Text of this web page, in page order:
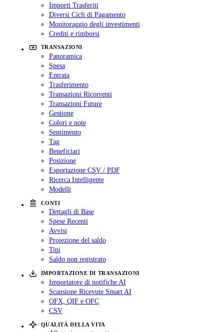
Importi Trasferiti
Diversi Cicli di Pagamento
Monitoraggio degli investimenti
Crediti e rimborsi
TRANSAZIONI
Panoramica
Spesa
Entrata
Trasferimento
Transazioni Ricorrenti
Transazioni Future
Gestione
Colori e note
Sentimento
Tag
Beneficiari
Posizione
Esportazione CSV / PDF
Ricerca Intelligente
Modelli
CONTI
Dettagli di Base
Spese Recenti
Avvisi
Proiezione del saldo
Tipi
Saldo non registrato
IMPORTAZIONE DI TRANSAZIONI
Importatore di notifiche AI
Scansione Ricevute Smart AI
OFX, QIF e OFC
CSV
QUALITÀ DELLA VITA